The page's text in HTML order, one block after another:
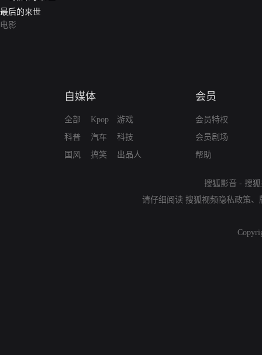
最后的来世
电影
自媒体
全部
科普
国风
Kpop
汽车
搞笑
游戏
科技
出品人
会员
会员特权
会员剧场
帮助
搜狐影音 - 搜
请仔细阅读 搜狐视频隐私政策、